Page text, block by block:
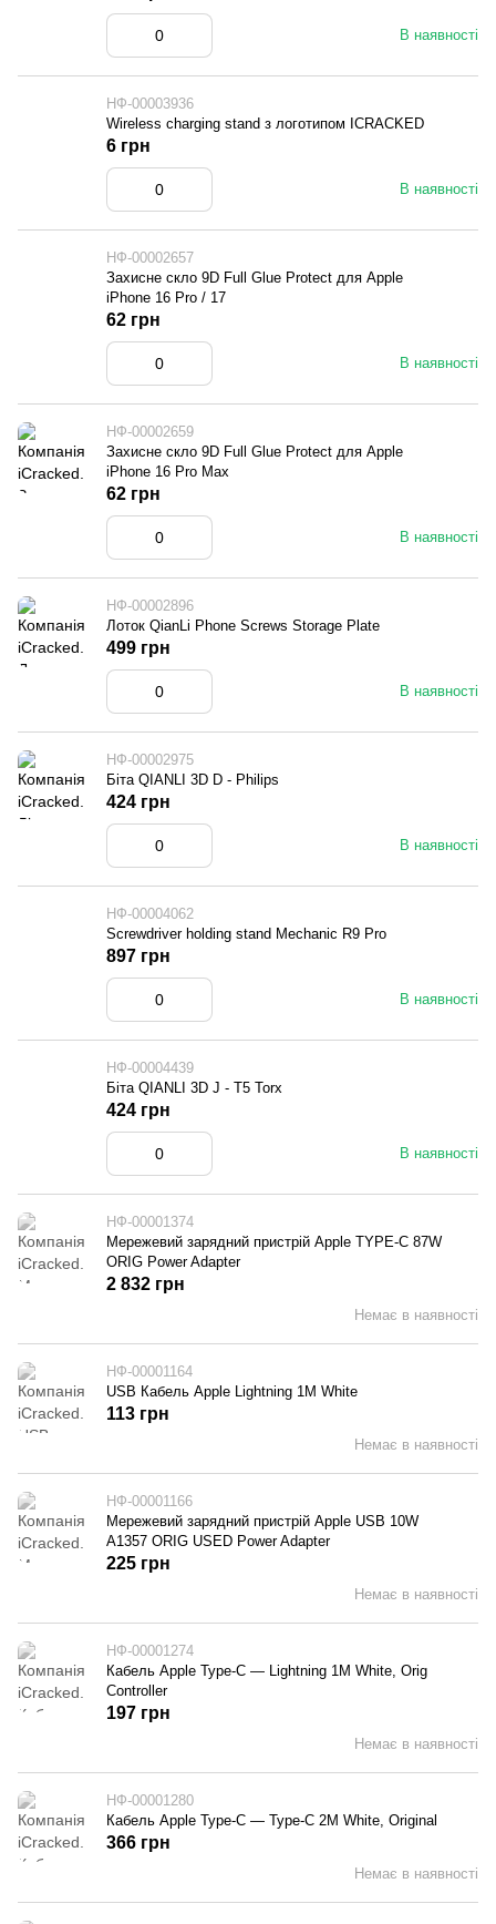
В наявності
НФ-00003936
Wireless charging stand з логотипом ICRACKED
В наявності
6 грн
НФ-00002657
Захисне скло 9D Full Glue Protect для Apple
iPhone 16 Pro / 17
В наявності
62 грн
НФ-00002659
Захисне скло 9D Full Glue Protect для Apple
iPhone 16 Pro Max
В наявності
62 грн
НФ-00002896
Лоток QianLi Phone Screws Storage Plate
В наявності
499 грн
НФ-00002975
Біта QIANLI 3D D - Philips
В наявності
424 грн
НФ-00004062
Screwdriver holding stand Mechanic R9 Pro
В наявності
897 грн
НФ-00004439
Біта QIANLI 3D J - T5 Torx
В наявності
424 грн
НФ-00001374
Мережевий зарядний пристрій Apple TYPE-C 87W
ORIG Power Adapter
Немає в наявності
2 832 грн
НФ-00001164
USB Кабель Apple Lightning 1M White
Немає в наявності
113 грн
НФ-00001166
Мережевий зарядний пристрій Apple USB 10W
A1357 ORIG USED Power Adapter
Немає в наявності
225 грн
НФ-00001274
Кабель Apple Type-C — Lightning 1M White, Orig
Controller
Немає в наявності
197 грн
НФ-00001280
Кабель Apple Type-C — Type-C 2M White, Original
Немає в наявності
366 грн